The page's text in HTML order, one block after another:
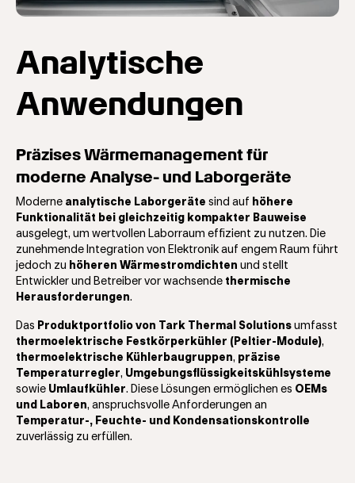
Analytische
Anwendungen
Präzises Wärmemanagement für
moderne Analyse- und Laborgeräte
Moderne analytische Laborgeräte sind auf höhere
Funktionalität bei gleichzeitig kompakter Bauweise
ausgelegt, um wertvollen Laborraum effizient zu nutzen. Die
zunehmende Integration von Elektronik auf engem Raum führt
jedoch zu höheren Wärmestromdichten und stellt
Entwickler und Betreiber vor wachsende thermische
Herausforderungen.
Das Produktportfolio von Tark Thermal Solutions umfasst
thermoelektrische Festkörperkühler (Peltier-Module),
thermoelektrische Kühlerbaugruppen, präzise
Temperaturregler, Umgebungsflüssigkeitskühlsysteme
sowie Umlaufkühler. Diese Lösungen ermöglichen es OEMs
und Laboren, anspruchsvolle Anforderungen an
Temperatur-, Feuchte- und Kondensationskontrolle
zuverlässig zu erfüllen.